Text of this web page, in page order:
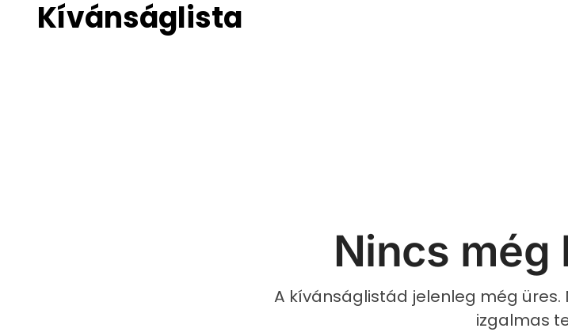
Kívánságlista
Nincs
A kívánságlistád jelenleg még
izgalmas